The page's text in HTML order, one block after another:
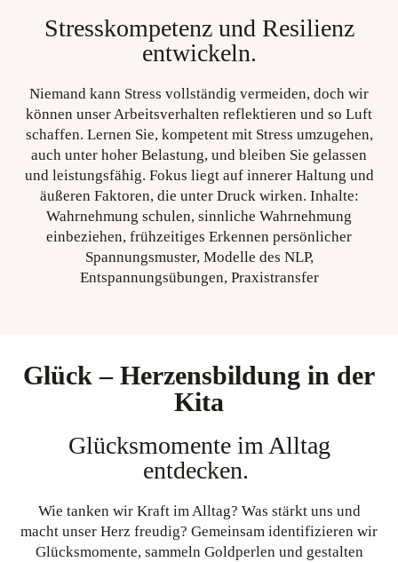
Stresskompetenz und Resilienz
entwickeln.
Niemand kann Stress vollständig vermeiden, doch wir
können unser Arbeitsverhalten reflektieren und so Luft
schaffen. Lernen Sie, kompetent mit Stress umzugehen,
auch unter hoher Belastung, und bleiben Sie gelassen
und leistungsfähig. Fokus liegt auf innerer Haltung und
äußeren Faktoren, die unter Druck wirken. Inhalte:
Wahrnehmung schulen, sinnliche Wahrnehmung
einbeziehen, frühzeitiges Erkennen persönlicher
Spannungsmuster, Modelle des NLP,
Entspannungsübungen, Praxistransfer
Glück – Herzensbildung in der
Kita
Glücksmomente im Alltag
entdecken.
Wie tanken wir Kraft im Alltag? Was stärkt uns und
macht unser Herz freudig? Gemeinsam identifizieren wir
Glücksmomente, sammeln Goldperlen und gestalten